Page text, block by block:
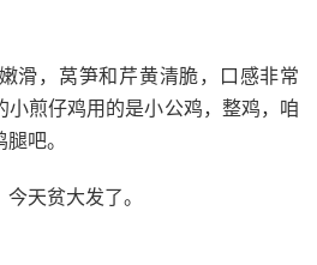
滑，莴笋和芹黄清脆，口感非常
小煎仔鸡用的是小公鸡，整鸡，咱
吧。
天贫大发了。